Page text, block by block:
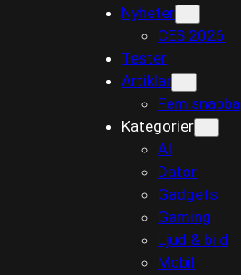
Nyheter
CES 2026
Tester
Artiklar
Fem snabba
Kategorier
AI
Dator
Gadgets
Gaming
Ljud & bild
Mobil